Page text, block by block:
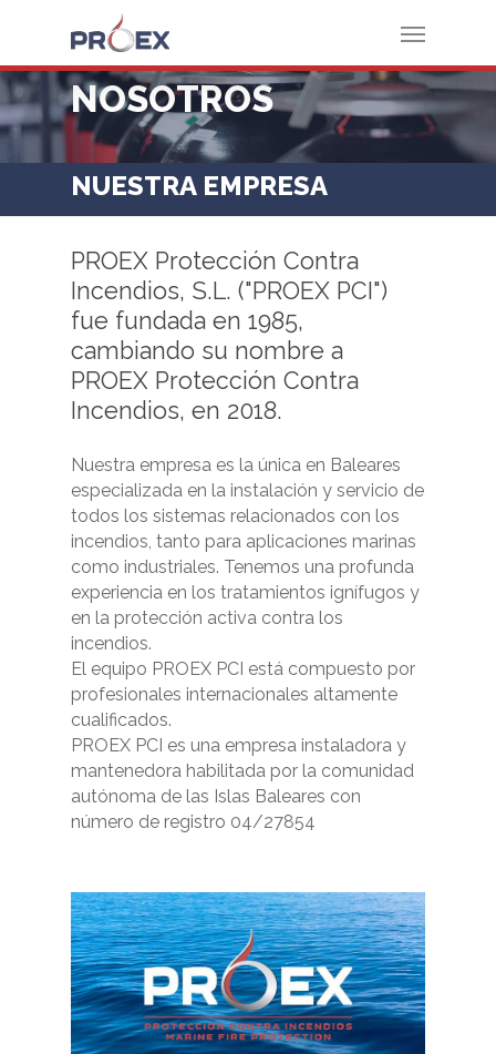
NOSOTROS
NUESTRA EMPRESA
PROEX Protección Contra
Incendios, S.L. ("PROEX PCI")
fue fundada en 1985,
cambiando su nombre a
PROEX Protección Contra
Incendios, en 2018.
Nuestra empresa es la única en Baleares
especializada en la instalación y servicio de
todos los sistemas relacionados con los
incendios, tanto para aplicaciones marinas
como industriales. Tenemos una profunda
experiencia en los tratamientos ignífugos y
en la protección activa contra los
incendios.
El equipo PROEX PCI está compuesto por
profesionales internacionales altamente
cualificados.
PROEX PCI es una empresa instaladora y
mantenedora habilitada por la comunidad
autónoma de las Islas Baleares con
número de registro 04/27854